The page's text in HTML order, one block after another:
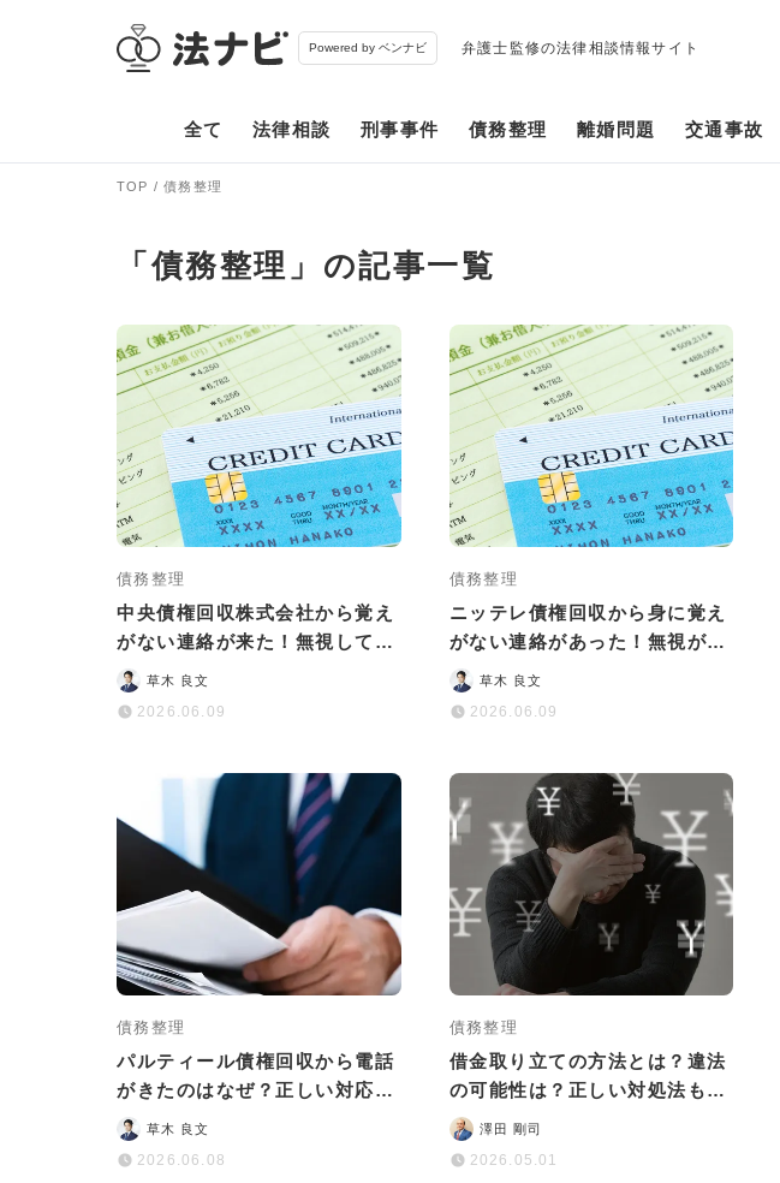
Powered by ベンナビ 弁護士監修の法律相談情報サイト
全て 法律相談 刑事事件 債務整理 離婚問題 交通事故
TOP 債務整理
「債務整理」の記事一覧
債務整理
中央債権回収株式会社から覚え
がない連絡が来た！無視しては
いけない理由と正しい対処法
は？
草木 良文
2026.06.09
債務整理
ニッテレ債権回収から身に覚え
がない連絡があった！無視が危
険な理由や対処法を解説
草木 良文
2026.06.09
債務整理
パルティール債権回収から電話
がきたのはなぜ？正しい対応法
をわかりやすく解説
草木 良文
2026.06.08
債務整理
借金取り立ての方法とは？違法
の可能性は？正しい対処法も解
説
澤田 剛司
2026.05.01